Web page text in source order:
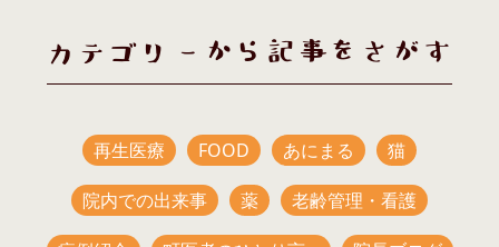
カテゴリーから記事をさがす
再生医療 FOOD あにまる 猫
院内での出来事 薬 老齢管理・看護